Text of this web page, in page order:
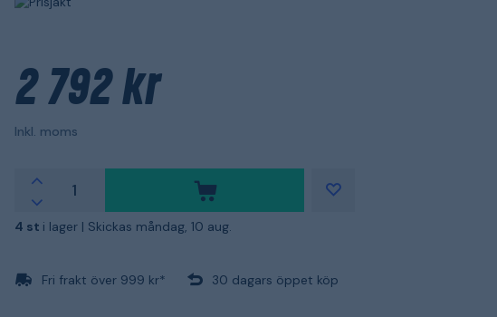
2 792 kr
Inkl. moms
4 st i lager | Skickas måndag, 10 aug.
Fri frakt över 999 kr* 30 dagars öppet köp